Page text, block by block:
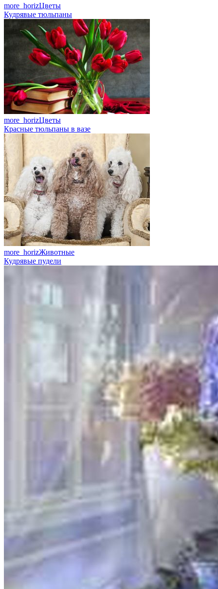
more_horizЦветы
Кудрявые тюльпаны
more_horizЦветы
Красные тюльпаны в вазе
more_horizЖивотные
Кудрявые пудели